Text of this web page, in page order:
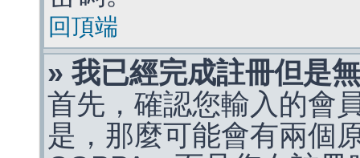
回頂端
» 我已經完成註冊但是
首先，確認您輸入的會
是，那麼可能會有兩個